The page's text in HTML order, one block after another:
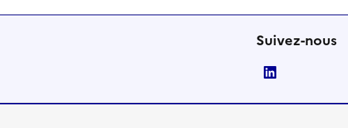
Suivez-nous